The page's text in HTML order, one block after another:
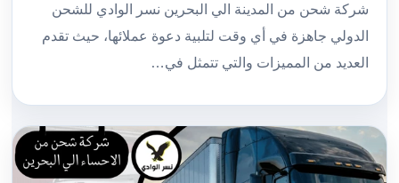
شركة شحن من المدينة الي البحرين نسر الوادي للشحن
الدولي جاهزة في أي وقت لتلبية دعوة عملائها، حيث تقدم
العديد من المميزات والتي تتمثل في…